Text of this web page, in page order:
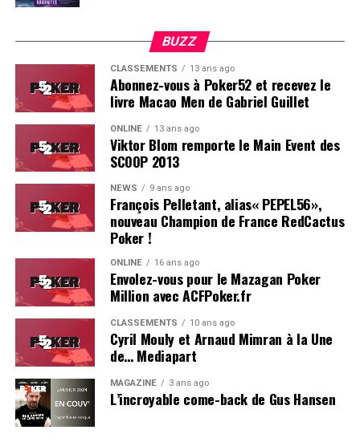
Soleau à gauche, sorti par Logghe au centre
BUZZ
CLASSEMENTS 13 ans ago
Abonnez-vous à Poker52 et recevez le
livre Macao Men de Gabriel Guillet
ONLINE 13 ans ago
Viktor Blom remporte le Main Event des
SCOOP 2013
NEWS 9 ans ago
François Pelletant, alias« PEPEL56»,
nouveau Champion de France RedCactus
Poker !
ONLINE 16 ans ago
Envolez-vous pour le Mazagan Poker
Million avec ACFPoker.fr
CLASSEMENTS 10 ans ago
Cyril Mouly et Arnaud Mimran à la Une
de… Mediapart
MAGAZINE 3 ans ago
L’incroyable come-back de Gus Hansen